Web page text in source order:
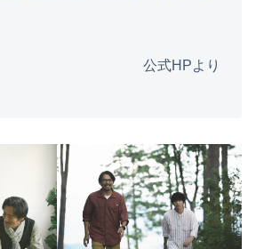
公式HPより